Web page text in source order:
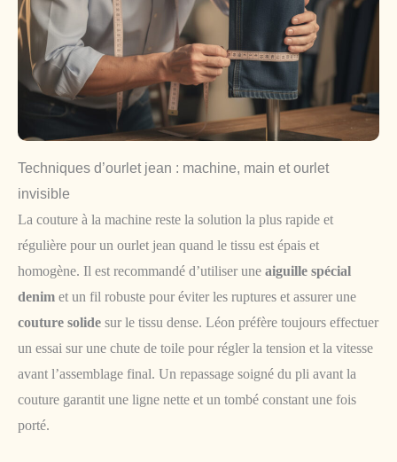
Techniques d’ourlet jean : machine, main et ourlet
invisible
La couture à la machine reste la solution la plus rapide et
régulière pour un ourlet jean quand le tissu est épais et
homogène. Il est recommandé d’utiliser une aiguille spécial
denim et un fil robuste pour éviter les ruptures et assurer une
couture solide sur le tissu dense. Léon préfère toujours effectuer
un essai sur une chute de toile pour régler la tension et la vitesse
avant l’assemblage final. Un repassage soigné du pli avant la
couture garantit une ligne nette et un tombé constant une fois
porté.